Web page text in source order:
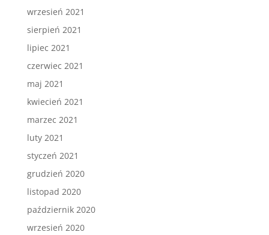
wrzesień 2021
sierpień 2021
lipiec 2021
czerwiec 2021
maj 2021
kwiecień 2021
marzec 2021
luty 2021
styczeń 2021
grudzień 2020
listopad 2020
październik 2020
wrzesień 2020